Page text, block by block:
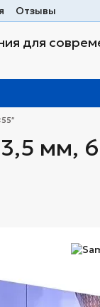
Отзывы
для
мм,